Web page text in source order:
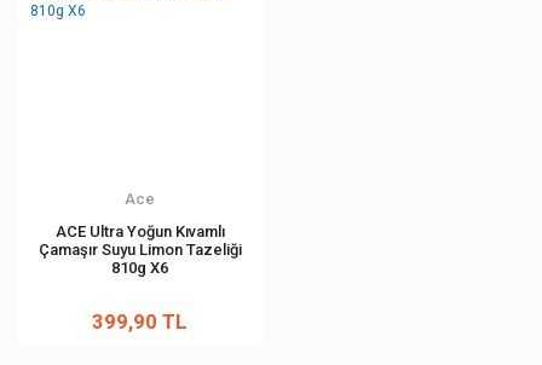
Ace
ACE Ultra Yoğun Kıvamlı
Çamaşır Suyu Limon Tazeliği
810g X6
399,90 TL